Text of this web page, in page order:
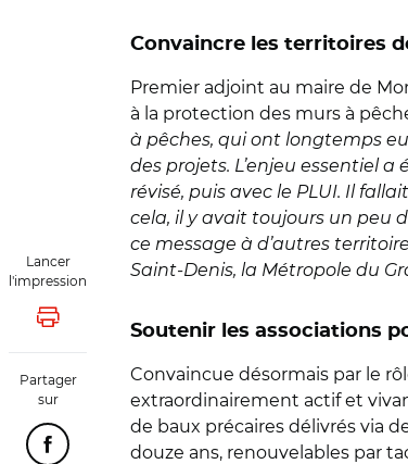
Lancer
l'impression
Lancer l'impression
Partager
sur
Partager cette page sur Facebook
Convaincre les territoires
Premier adjoint au maire de
à la protection des murs à
à pêches, qui ont longtemps
des projets. L’enjeu essentiel
révisé, puis avec le PLUI. Il
cela, il y avait toujours un peu
ce message à d’autres
Saint-Denis, la Métropole du
Soutenir les associations
Convaincue désormais par le
extraordinairement actif et
de baux précaires délivrés via
douze ans, renouvelables par